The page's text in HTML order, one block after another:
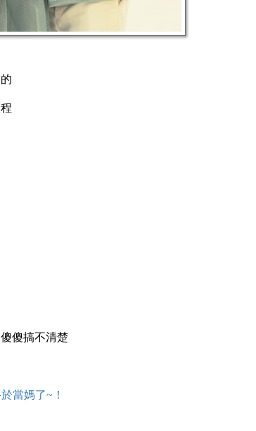
傻搞不清楚
當媽了~！